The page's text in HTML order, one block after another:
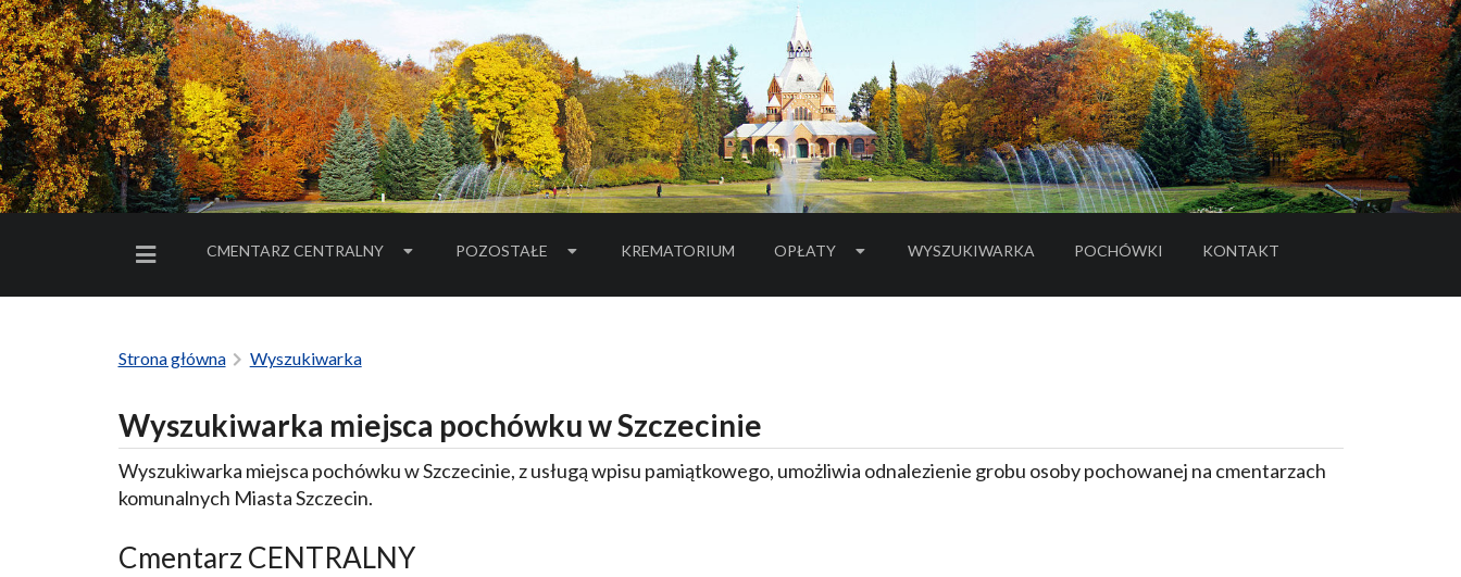
MENU BOCZNE
CMENTARZ CENTRALNY POZOSTAŁE KREMATORIUM OPŁATY WYSZUKIWARKA POCHÓWKI
- LINK DO SERWISU ZEWNĘTRZNEGO
KONTAKT
Strona główna Wyszukiwarka
Wyszukiwarka miejsca pochówku w Szczecinie
Wyszukiwarka miejsca pochówku w Szczecinie, z usługą wpisu pamiątkowego, umożliwia odnalezienie grobu osoby pochowanej na cmentarzach
komunalnych Miasta Szczecin.
Cmentarz CENTRALNY